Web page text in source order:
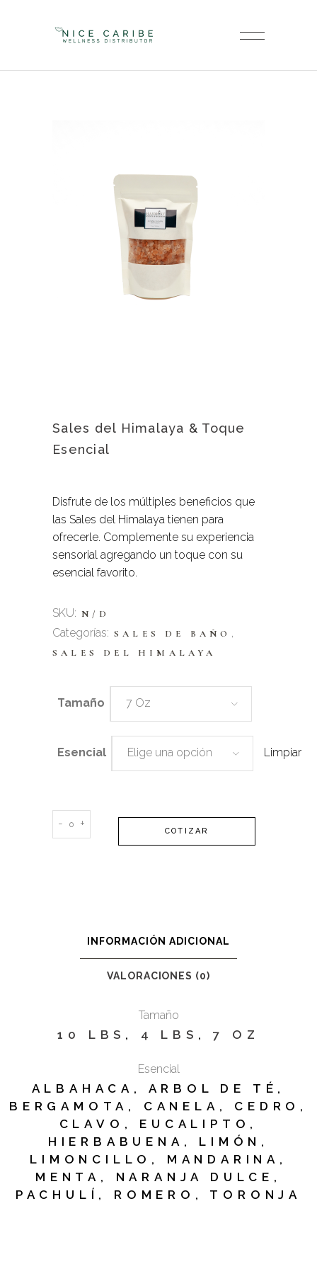
Sales del Himalaya & Toque
Esencial
Disfrute de los múltiples beneficios que
las Sales del Himalaya tienen para
ofrecerle. Complemente su experiencia
sensorial agregando un toque con su
esencial favorito.
SKU: N/D
Categorías: SALES DE BAÑO ,
SALES DEL HIMALAYA
Tamaño 7 Oz
Esencial Elige una opción Limpiar
del
- +
COTIZAR
INFORMACIÓN ADICIONAL
VALORACIONES (0)
Tamaño
10 LBS , 4 LBS ,7 OZ
Esencial
ALBAHACA, ARBOL DE TÉ,
BERGAMOTA, CANELA, CEDRO,
CLAVO, EUCALIPTO,
HIERBABUENA, LIMÓN,
LIMONCILLO, MANDARINA,
MENTA, NARANJA DULCE,
PACHULÍ, ROMERO, TORONJA